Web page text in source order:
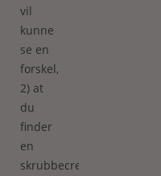
vil
kunne
se en
forskel,
2) at
du
finder
en
skrubbecreme